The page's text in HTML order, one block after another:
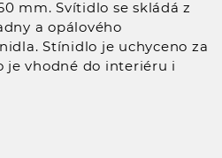
mm. Svítidlo se skládá z
a opálového
Stínidlo je uchyceno za
je vhodné do interiéru i